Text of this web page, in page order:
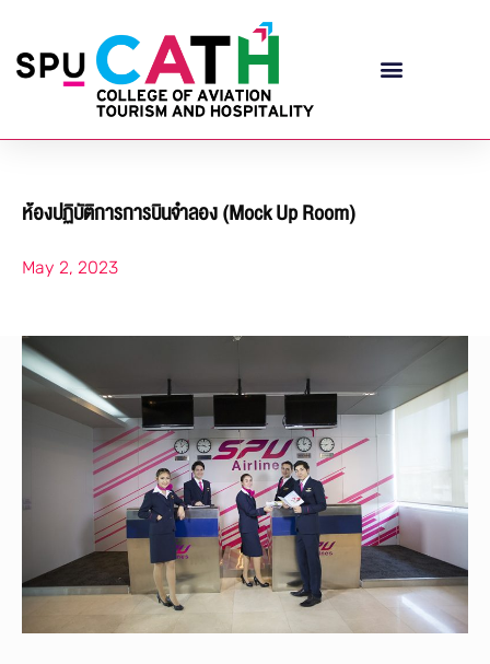
ห้องปฏิบัติการการบินจำลอง (Mock Up Room)
May 2, 2023